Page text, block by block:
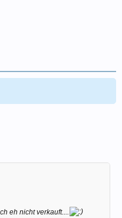
eh nicht verkauft....